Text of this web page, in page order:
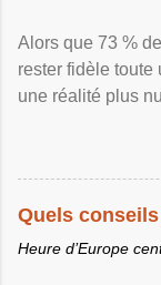
Alors que 73 %
rester fidèle toute
une réalité plus
Quels
Heure d’Europe